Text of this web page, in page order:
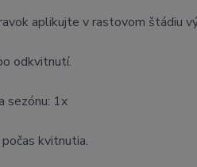
aplikujte v rastovom štádiu
odkvitnutí.
sezónu: 1x
kvitnutia.